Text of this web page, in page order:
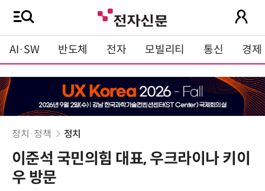
AI·SW 반도체 전자 모빌리티 통신 경제
정치·정책 정치
이준석 국민의힘 대표, 우크라이나 키이
우 방문